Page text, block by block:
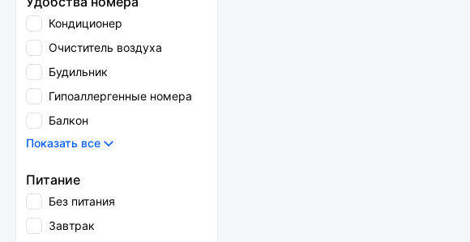
Кондиционер
Очиститель воздуха
Будильник
Гипоаллергенные номера
Балкон
Показать все
Питание
Без питания
Завтрак